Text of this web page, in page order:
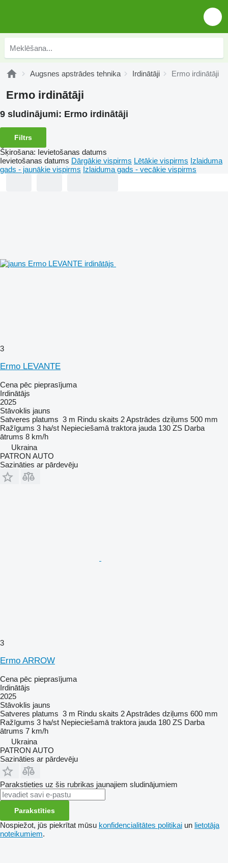
Augsnes apstrādes tehnika Irdinātāji Ermo irdinātāji
Ermo irdinātāji
9 sludinājumi: Ermo irdinātāji
Filtrs
Šķirošana: Ievietošanas datums
Ievietošanas datums Dārgākie vispirms Lētākie vispirms Izlaiduma
gads - jaunākie vispirms Izlaiduma gads - vecākie vispirms
3
Ermo LEVANTE
Cena pēc pieprasījuma
Irdinātājs
2025
Stāvoklis jauns
Satveres platums 3 m Rindu skaits 2Apstrādes dziļums 500 mm
Ražīgums 3 ha/st Nepieciešamā traktora jauda 130 ZS Darba
ātrums 8 km/h
Ukraina
PATRON AUTO
Sazināties ar pārdevēju
3
Ermo ARROW
Cena pēc pieprasījuma
Irdinātājs
2025
Stāvoklis jauns
Satveres platums 3 m Rindu skaits 2Apstrādes dziļums 600 mm
Ražīgums 3 ha/st Nepieciešamā traktora jauda 180 ZS Darba
ātrums 7 km/h
Ukraina
PATRON AUTO
Sazināties ar pārdevēju
Parakstieties uz šis rubrikas jaunajiem sludinājumiem
Parakstīties
Nospiežot, jūs piekrītat mūsu konfidencialitātes politikai un lietotāja
noteikumiem.